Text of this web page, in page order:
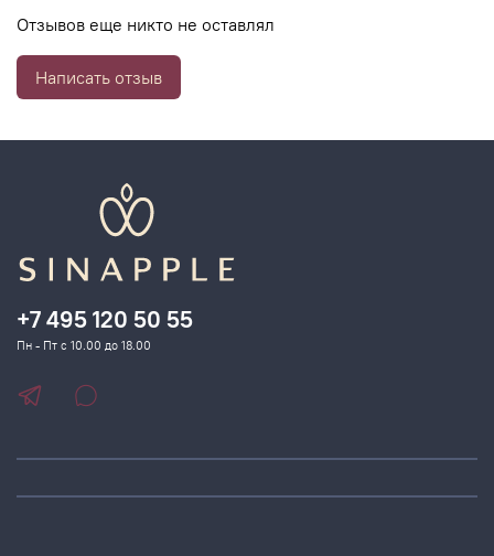
Отзывов еще никто не оставлял
Написать отзыв
+7 495 120 50 55
Пн - Пт с 10.00 до 18.00